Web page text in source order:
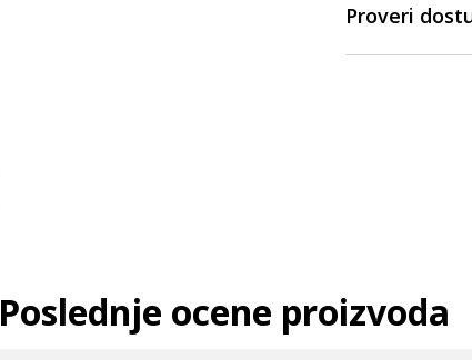
Proveri
Poslednje ocene proizvoda